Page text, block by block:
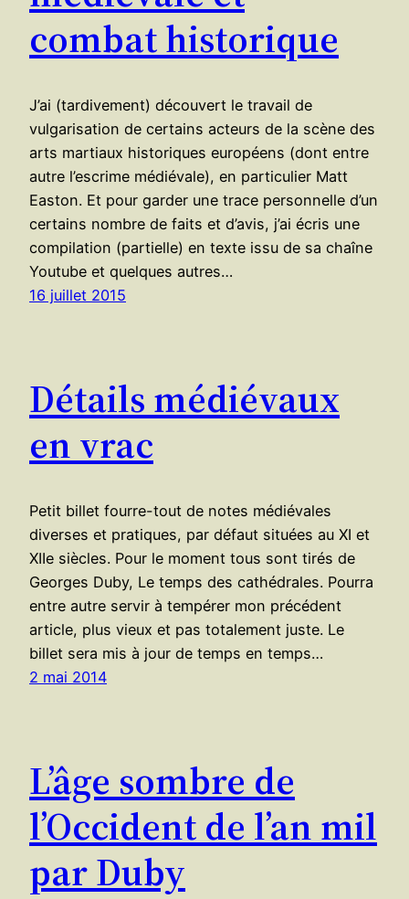
combat historique
J’ai (tardivement) découvert le travail de
vulgarisation de certains acteurs de la scène des
arts martiaux historiques européens (dont entre
autre l’escrime médiévale), en particulier Matt
Easton. Et pour garder une trace personnelle d’un
certains nombre de faits et d’avis, j’ai écris une
compilation (partielle) en texte issu de sa chaîne
Youtube et quelques autres…
16 juillet 2015
Détails médiévaux
en vrac
Petit billet fourre-tout de notes médiévales
diverses et pratiques, par défaut situées au XI et
XIIe siècles. Pour le moment tous sont tirés de
Georges Duby, Le temps des cathédrales. Pourra
entre autre servir à tempérer mon précédent
article, plus vieux et pas totalement juste. Le
billet sera mis à jour de temps en temps…
2 mai 2014
L’âge sombre de
l’Occident de l’an mil
par Duby